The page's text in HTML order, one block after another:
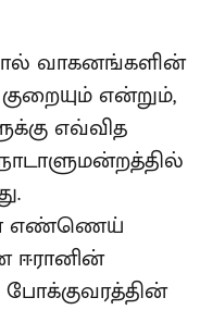
வாகனங்களின்
என்றும்,
எவ்வித
நாடாளுமன்றத்தில்
எண்ணெய்
ஈரானின்